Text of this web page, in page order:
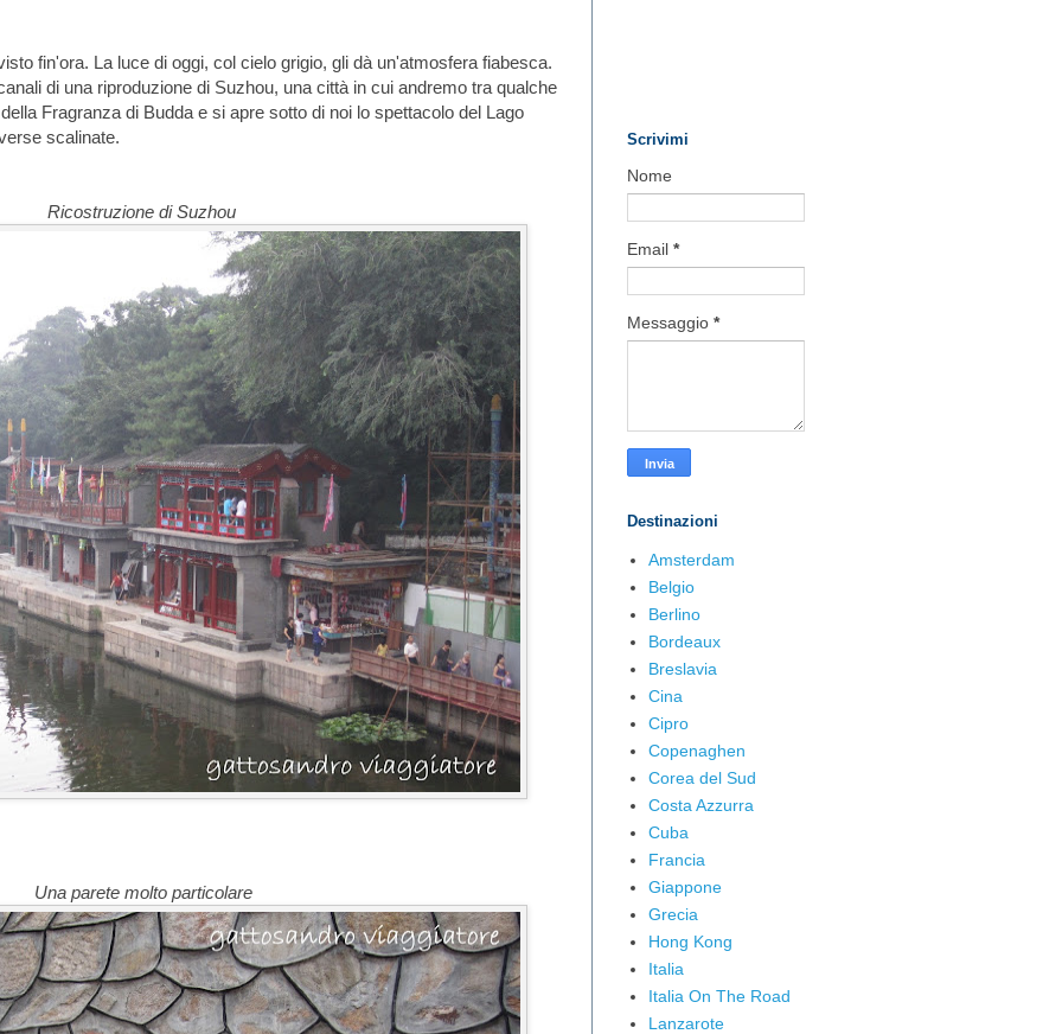
fin'ora. La luce di oggi, col cielo grigio, gli dà un'atmosfera fiabesca.
di una riproduzione di Suzhou, una città in cui andremo tra qualche
Fragranza di Budda e si apre sotto di noi lo spettacolo del Lago
scalinate.
Ricostruzione di Suzhou
Una parete molto particolare
Scrivimi
Nome
Email *
Messaggio *
Destinazioni
Amsterdam
Belgio
Berlino
Bordeaux
Breslavia
Cina
Cipro
Copenaghen
Corea del Sud
Costa Azzurra
Cuba
Francia
Giappone
Grecia
Hong Kong
Italia
Italia On The Road
Lanzarote